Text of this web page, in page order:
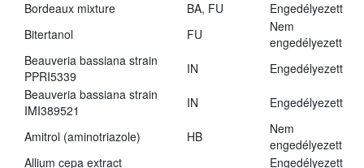
Bordeaux mixture BA, FU
Engedélyezett
Bitertanol
FU
Nem
engedélyezett
Beauveria bassiana strain
PPRI5339
IN
Engedélyezett
Beauveria bassiana strain
IMI389521
IN Engedélyezett
Amitrol (aminotriazole) HB
Nem
engedélyezett
Allium cepa extract
Engedélyezett